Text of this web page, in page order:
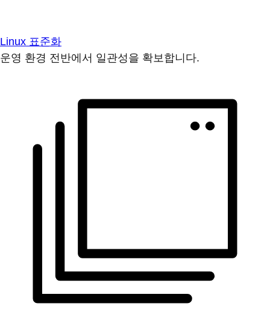
Linux 표준화
운영 환경 전반에서 일관성을 확보합니다.